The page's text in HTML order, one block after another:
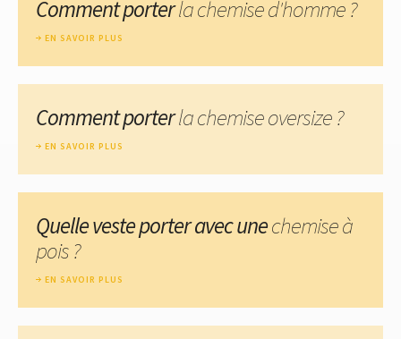
Comment porterla chemise d'homme ?
EN SAVOIR PLUS
Comment porterla chemise oversize ?
EN SAVOIR PLUS
Quelle veste porter avec unechemise à
pois ?
EN SAVOIR PLUS